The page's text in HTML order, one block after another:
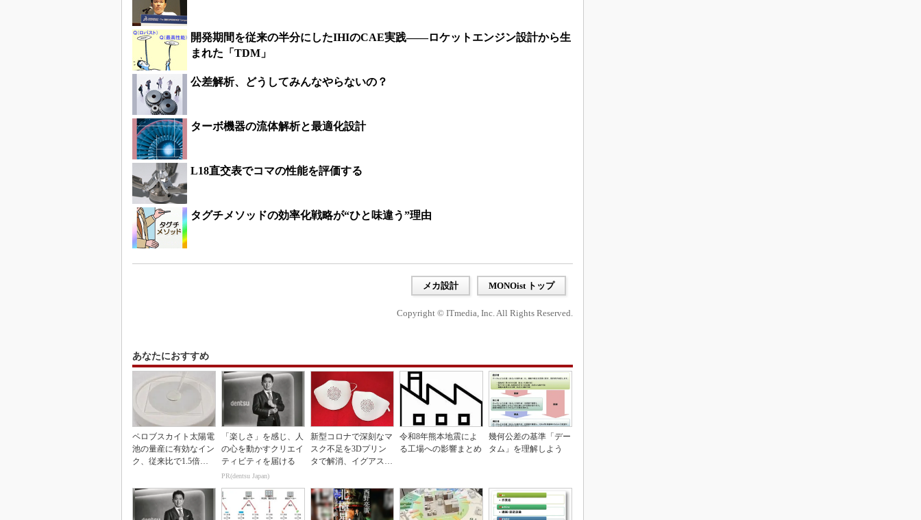
開発期間を従来の半分にしたIHIのCAE実践――ロケットエンジン設計から生
まれた「TDM」
公差解析、どうしてみんなやらないの？
ターボ機器の流体解析と最適化設計
L18直交表でコマの性能を評価する
タグチメソッドの効率化戦略が“ひと味違う”理由
メカ設計 MONOist トップ
Copyright © ITmedia, Inc. All Rights Reserved.
あなたにおすすめ
ペロブスカイト太陽電
池の量産に有効なイン
ク、従来比で1.5倍の
「楽しさ」を感じ、人
の心を動かすクリエイ
ティビティを届ける
PR(dentsu Japan)
新型コロナで深刻なマ
スク不足を3Dプリン
タで解消、イグアスが
令和8年熊本地震によ
る工場への影響まとめ
幾何公差の基準「デー
タム」を理解しよう